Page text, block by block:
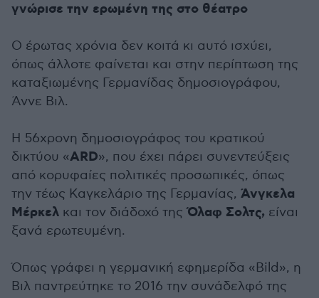
γνώρισε την ερωμένη της στο θέατρο
Ο έρωτας χρόνια δεν κοιτά κι αυτό ισχύει,
όπως άλλοτε φαίνεται και στην περίπτωση της
καταξιωμένης Γερμανίδας δημοσιογράφου,
Άννε Βιλ.
Η 56χρονη δημοσιογράφος του κρατικού
δικτύου «ARD», που έχει πάρει συνεντεύξεις
από κορυφαίες πολιτικές προσωπικές, όπως
την τέως Καγκελάριο της Γερμανίας, Άνγκελα
Μέρκελ και τον διάδοχό της Όλαφ Σολτς, είναι
ξανά ερωτευμένη.
Όπως γράφει η γερμανική εφημερίδα «Bild», η
Βιλ παντρεύτηκε τo 2016 την συνάδελφό της